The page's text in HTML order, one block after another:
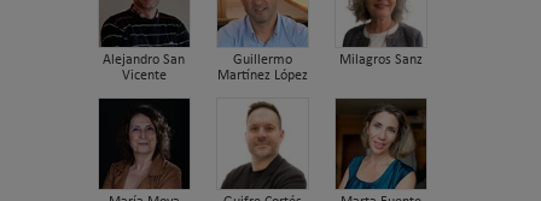
Alejandro San
Vicente
Guillermo
Martínez López
Milagros Sanz